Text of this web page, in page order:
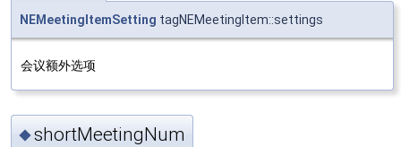
NEMeetingItemSetting tagNEMeetingItem::settings
会议额外选项
◆shortMeetingNum